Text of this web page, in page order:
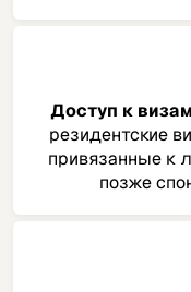
Доступ к
резидентские
привязанные к
позже